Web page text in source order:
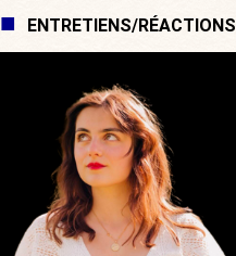
ENTRETIENS/RÉACTIONS